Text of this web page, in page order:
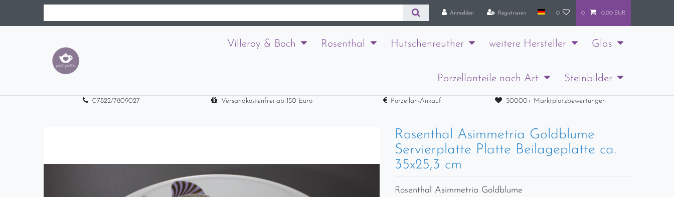
Anmelden Registrieren 0 0 0,00 EUR
Villeroy & Boch Rosenthal Hutschenreuther weitere Hersteller Glas
Porzellanteile nach Art Steinbilder
07822/7809027 Versandkostenfrei ab 150 Euro Porzellan-Ankauf 50000+ Marktplatzbewertungen
Rosenthal Asimmetria Goldblume
Servierplatte Platte Beilageplatte ca.
35x25,3 cm
Rosenthal Asimmetria Goldblume